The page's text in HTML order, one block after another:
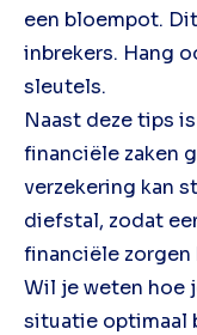
een bloempot.
inbrekers. Hang
sleutels.
Naast deze tips
financiële zaken
verzekering kan
diefstal, zodat
financiële
Wil je weten hoe
situatie optimaal